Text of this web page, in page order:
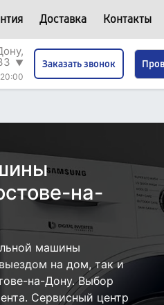
Доставка Контакты
▼
Заказать звонок
на-
машины
на дом, так и
на-Дону. Выбор
Сервисный центр